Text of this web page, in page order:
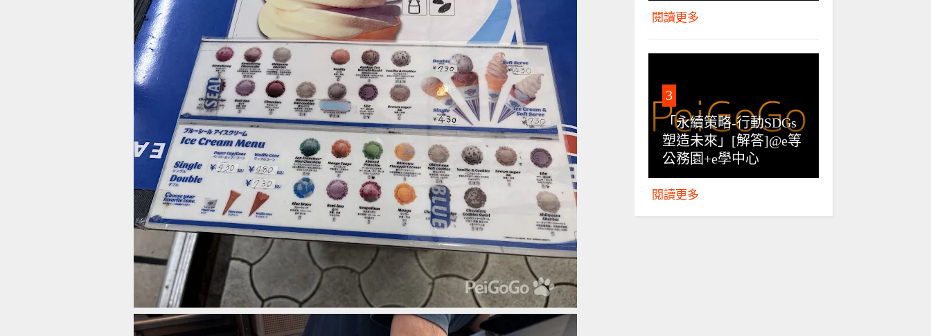
閱讀更多
3
「永續策略-行動SDGs
塑造未來」[解答]@e等
公務園+e學中心
閱讀更多